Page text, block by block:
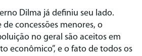
Dilma já definiu seu lado.
concessões menores, o
no geral são aceitos em
econômico”, e o fato de todos os